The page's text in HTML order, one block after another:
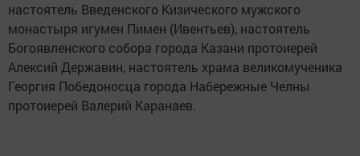
настоятель Введенского Кизического мужского
монастыря игумен Пимен (Ивентьев), настоятель
Богоявленского собора города Казани протоиерей
Алексий Державин, настоятель храма великомученика
Георгия Победоносца города Набережные Челны
протоиерей Валерий Каранаев.